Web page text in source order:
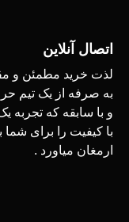
اتصال آنلاین
لذت خرید مطمئن و
به صرفه از یک تیم
و با سابقه که تجربه
با کیفیت را برای شما
ارمغان میاورد .